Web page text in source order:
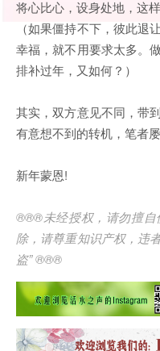
将心比心，设身处地，这
（如果僵持不下，彼此退
幸福，就不用要求太多。
排补过年，又如何？）
其实，双方意见不同，带
有意想不到的转机，笔者
新年蒙恩!
®®®未经授权，请勿擅
除，请尊重知识产权，违
盗” ®®®